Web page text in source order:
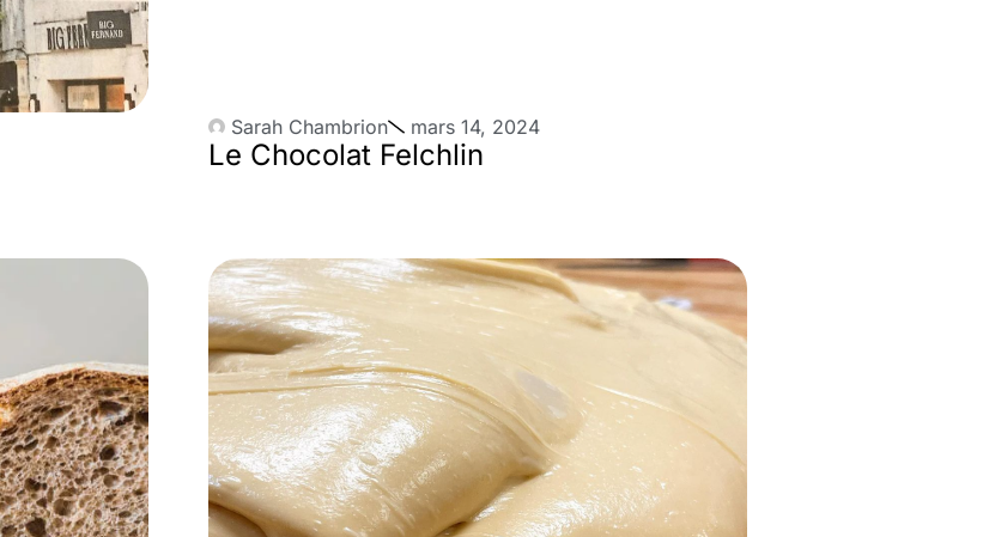
Sarah Chambrion mars 14, 2024
Le Chocolat Felchlin